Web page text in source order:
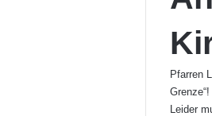
Pfarren
Grenze“!
Leider